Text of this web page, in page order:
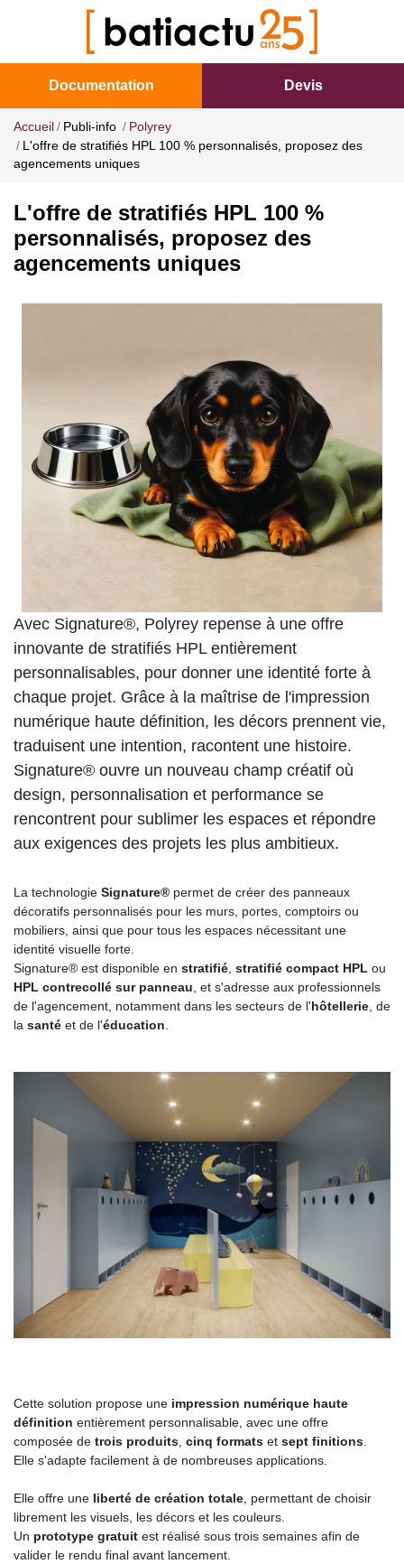
Documentation Devis
Accueil Publi-info
Polyrey
L'offre de stratifiés HPL 100 % personnalisés, proposez des
agencements uniques
L'offre de stratifiés HPL 100 %
personnalisés, proposez des
agencements uniques
Avec Signature®, Polyrey repense à une offre
innovante de stratifiés HPL entièrement
personnalisables, pour donner une identité forte à
chaque projet. Grâce à la maîtrise de l'impression
numérique haute définition, les décors prennent vie,
traduisent une intention, racontent une histoire.
Signature® ouvre un nouveau champ créatif où
design, personnalisation et performance se
rencontrent pour sublimer les espaces et répondre
aux exigences des projets les plus ambitieux.
La technologie Signature® permet de créer des panneaux
décoratifs personnalisés pour les murs, portes, comptoirs ou
mobiliers, ainsi que pour tous les espaces nécessitant une
identité visuelle forte.
Signature® est disponible en stratifié stratifié compact HPL ou
HPL contrecollé sur panneau , et s'adresse aux professionnels
de l'agencement, notamment dans les secteurs de l'hôtellerie , de
la santé et de l'éducation
Cette solution propose une impression numérique haute
définition entièrement personnalisable, avec une offre
composée de trois produits, cinq formats et sept finitions.
Elle s'adapte facilement à de nombreuses applications.
Elle offre une liberté de création totale, permettant de choisir
librement les visuels, les décors et les couleurs.
Un prototype gratuit est réalisé sous trois semaines afin de
valider le rendu final avant lancement.